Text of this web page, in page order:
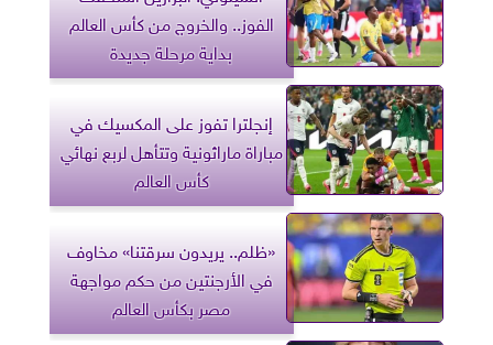
الفوز.. والخروج من كأس العالم
بداية مرحلة جديدة
إنجلترا تفوز على المكسيك في
مباراة ماراثونية وتتأهل لربع نهائي
كأس العالم
«ظلم.. يريدون سرقتنا» مخاوف
في الأرجنتين من حكم مواجهة
مصر بكأس العالم